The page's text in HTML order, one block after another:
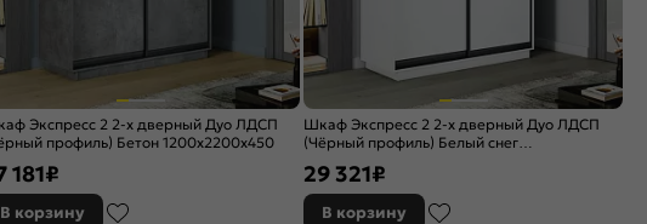
Экспресс 2 2-х дверный Дуо ЛДСП
профиль) Бетон 1200x2200x450
181₽
В корзину
Шкаф Экспресс 2 2-х дверный Дуо ЛДСП
(Чёрный профиль) Белый снег
29 321₽
В корзину